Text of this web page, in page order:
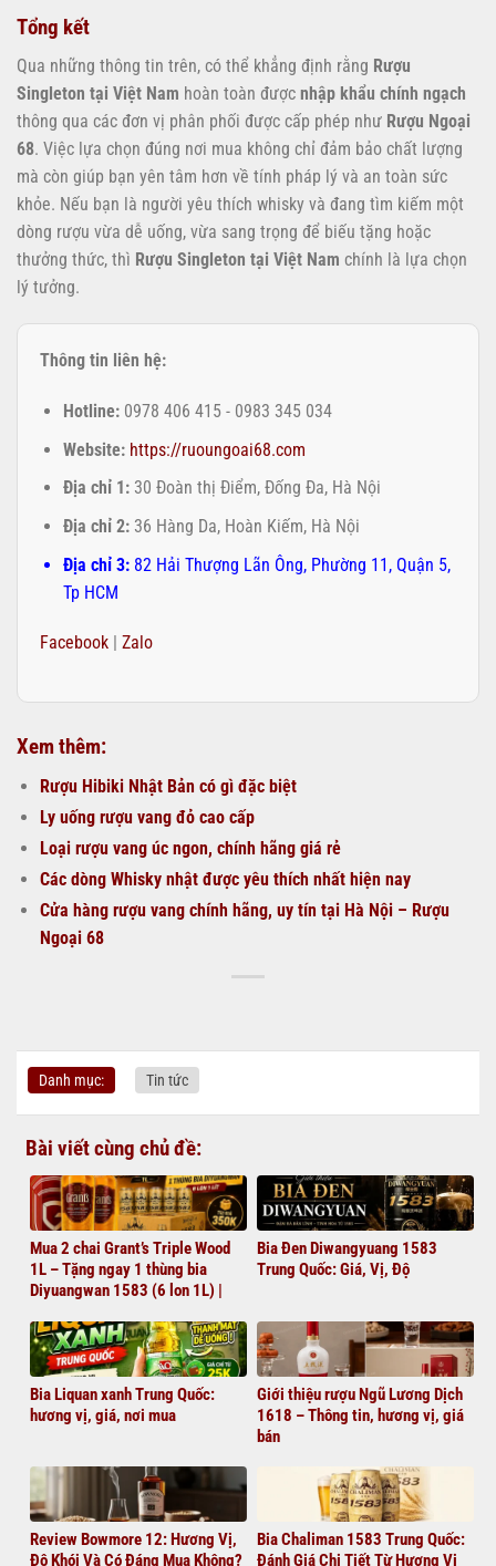
Tổng kết
Qua những thông tin trên, có thể khẳng định rằng Rượu
Singleton tại Việt Nam hoàn toàn được nhập khẩu chính ngạch
thông qua các đơn vị phân phối được cấp phép như Rượu Ngoại
68. Việc lựa chọn đúng nơi mua không chỉ đảm bảo chất lượng
mà còn giúp bạn yên tâm hơn về tính pháp lý và an toàn sức
khỏe. Nếu bạn là người yêu thích whisky và đang tìm kiếm một
dòng rượu vừa dễ uống, vừa sang trọng để biếu tặng hoặc
thưởng thức, thì Rượu Singleton tại Việt Nam chính là lựa chọn
lý tưởng.
Thông tin liên hệ:
Hotline:0978 406 415 - 0983 345 034
Website: https://ruoungoai68.com
Địa chỉ 1:30 Đoàn thị Điểm, Đống Đa, Hà Nội
Địa chỉ 2:36 Hàng Da, Hoàn Kiếm, Hà Nội
Địa chỉ 3:82 Hải Thượng Lãn Ông, Phường 11, Quận 5,
Tp HCM
Facebook Zalo
Xem thêm:
Rượu Hibiki Nhật Bản có gì đặc biệt
Ly uống rượu vang đỏ cao cấp
Loại rượu vang úc ngon, chính hãng giá rẻ
Các dòng Whisky nhật được yêu thích nhất hiện nay
Cửa hàng rượu vang chính hãng, uy tín tại Hà Nội – Rượu
Ngoại 68
Danh mục: Tin tức
Bài viết cùng chủ đề:
Mua 2 chai Grant’s Triple Wood
1L – Tặng ngay 1 thùng bia
Diyuangwan 1583 (6 lon 1L) |
Bia Đen Diwangyuang 1583
Trung Quốc: Giá, Vị, Độ
Bia Liquan xanh Trung Quốc:
hương vị, giá, nơi mua
Giới thiệu rượu Ngũ Lương Dịch
1618 – Thông tin, hương vị, giá
bán
Review Bowmore 12: Hương Vị,
Độ Khói Và Có Đáng Mua Không?
Bia Chaliman 1583 Trung Quốc:
Đánh Giá Chi Tiết Từ Hương Vị